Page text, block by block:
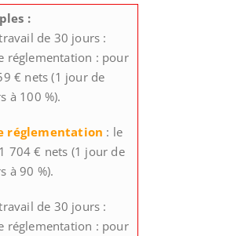
:
de 30 jours :
réglementation : pour
€ nets (1 jour de
à 100 %).
réglementation : le
704 € nets (1 jour de
à 90 %).
de 30 jours :
réglementation : pour